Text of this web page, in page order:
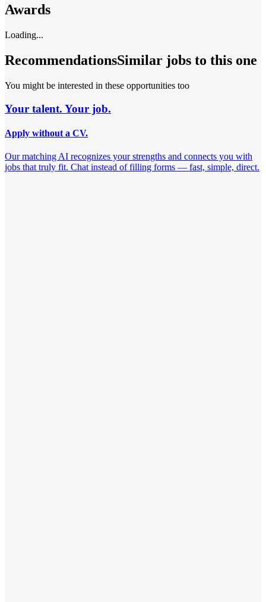
Awards
Loading...
RecommendationsSimilar jobs to this one
You might be interested in these opportunities too
Your talent. Your job.
Apply without a CV.
Our matching AI recognizes your strengths and connects you with
jobs that truly fit. Chat instead of filling forms — fast, simple, direct.